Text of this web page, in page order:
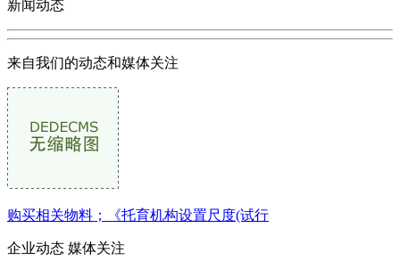
新闻动态
来自我们的动态和媒体关注
购买相关物料；《托育机构设置尺度(试行
企业动态 媒体关注